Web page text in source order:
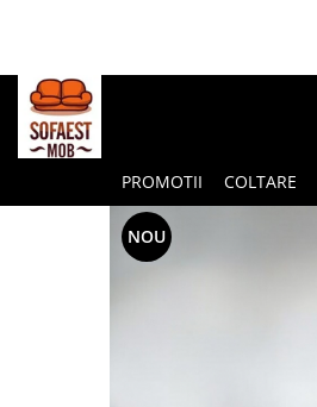
PROMOTII COLTARE
NOU